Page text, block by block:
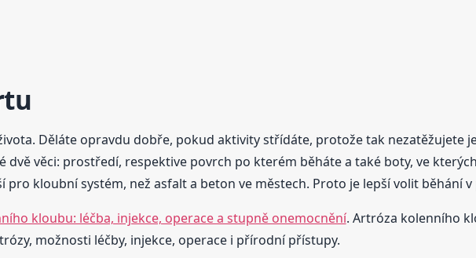
Děláte opravdu dobře, pokud aktivity střídáte, protože tak nezatěžujete
dvě věci: prostředí, respektive povrch po kterém běháte a také boty, ve
kloubní systém, než asfalt a beton ve městech. Proto je lepší volit běhání
kloubu: léčba, injekce, operace a stupně onemocnění. Artróza kolenního
možnosti léčby, injekce, operace i přírodní přístupy.